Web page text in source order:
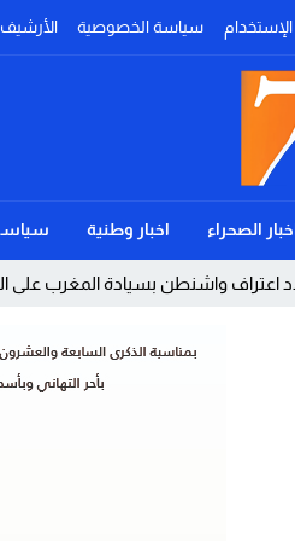
سياسة الخصوصية الأرشيف
الصحراء اخبار وطنية
اعتراف واشنطن بسيادة المغرب على